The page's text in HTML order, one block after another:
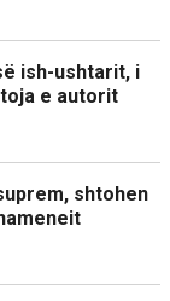
ish-ushtarit, i
e autorit
shtohen